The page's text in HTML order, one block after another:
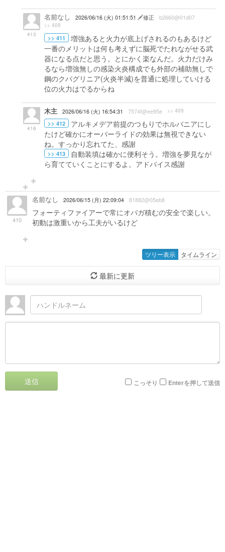
413
名前なし 2026/06/16 (火) 01:51:51 修正 b2660@01d07
>> 409
>> 411
増強あると火力が底上げされるのもあるけど
一番のメリットは何も考えずに脳死でたれながせる武
器になる点だと思う。とにかく楽なんだ。火力だけみ
るなら増強無しの感染火炎構成でも外部の補助無しで
鋼のクバグリニア(火炎半減)を普通に処理していける
位の火力はでるからね
416
木主 2026/06/16 (火) 16:54:31 7574f@ee95e >> 409
>> 412
アルキメデア前提のつもりでホルバニアにし
たけど確かにオーバーライドの効果は無視できない
ね。すっかり忘れてた、感謝
>> 413
自動装填は確かに便利そう。増強を夢見なが
ら育てていくことにするよ。アドバイス感謝
410
名前なし 2026/06/15 (月) 22:09:04 81882@05eb8
フォーティファイアーで常にオバガ積むの安全で楽しい。
初動は激重いから工夫がいるけど
ツリー表示 タイムライン
最新に更新
送信 こっそり Enterを押して送信